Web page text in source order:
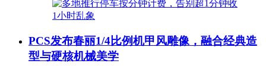
PCS发布春丽1/4比例机甲风雕像，融合经典造
型与硬核机械美学